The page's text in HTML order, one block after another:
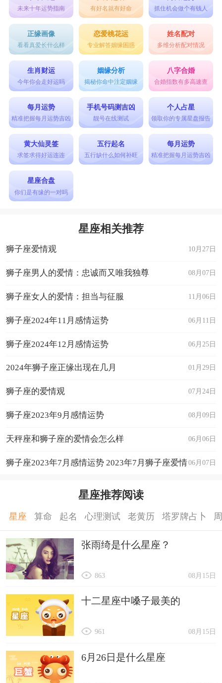
未来十年运势指南 有好名就有好命 抓住机会做个有钱人
正缘画像
看看真爱长什么样
恋爱桃花运
专业解答姻缘困惑
姓名配对
多维分析配对情况
生肖财运
今年你会走好运吗
姻缘分析
揭秘你命中注定姻缘
八字合婚
合婚指数有多高速查
每月运势
精准把握每月运势吉凶
手机号码测吉凶
靓号在线测试
个人占星
领取你的专属星盘报告
黄大仙灵签
求签求得好运连连
五行起名
五行缺什么如何补旺
每月运势
精准把握每月运势吉凶
星座合盘
你们是有缘的一对吗
星座相关推荐
10月27日
狮子座爱情观
08月07日
狮子座男人的爱情：忠诚而又唯我独尊
11月06日
狮子座女人的爱情：担当与征服
06月11日
狮子座2024年11月感情运势
06月25日
狮子座2024年12月感情运势
01月29日
2024年狮子座正缘出现在几月
07月24日
狮子座的爱情观
08月09日
狮子座2023年9月感情运势
06月06日
天秤座和狮子座的爱情会怎么样
06月07日
狮子座2023年7月感情运势 2023年7月狮子座爱情
星座推荐阅读
星座 算命 起名 心理测试 老黄历 塔罗牌占卜
张雨绮是什么星座？
08月15日
863
十二星座中嗓子最美的
08月15日
961
6月26日是什么星座